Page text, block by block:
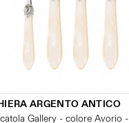
ARGENTO ANTICO
Gallery - colore Avorio -